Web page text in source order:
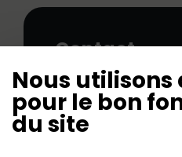
Nous utilisons
pour le bon
du site
Contact
06 80 82 11 48